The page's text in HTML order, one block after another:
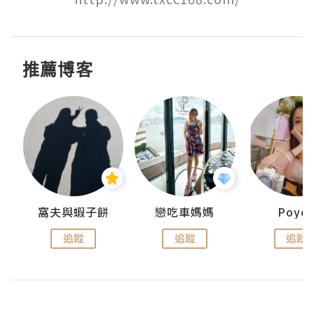
推薦博客
窩夫與蝦子餅
追蹤
戀吃車媽媽
追蹤 追蹤